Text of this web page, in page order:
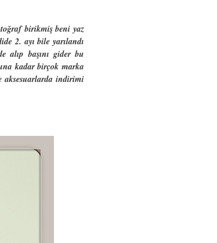
birikmiş beni yaz
2. ayı bile yarılandı
alıp başını gider bu
kadar birçok marka
aksesuarlarda indirimi